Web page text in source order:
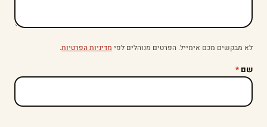
לא מבקשים מכם אימייל. הפרטים מנוהלים לפי מדיניות הפרטיות.
שם *